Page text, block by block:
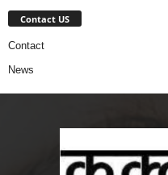
Contact US
Contact
News